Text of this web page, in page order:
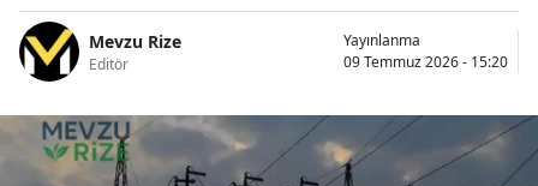
Mevzu Rize
Editör
Yayınlanma
09 Temmuz 2026 - 15:20